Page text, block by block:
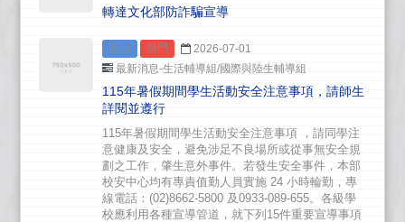
轉達文化部防詐騙宣導
置頂 熱門
2026-07-01
最新消息-生活輔導組/國際與陸生輔導組
115年暑假期間學生活動安全注意事項，請師生
詳閱並遵行
115年暑假期間學生活動安全注意事項 ，請同學注
意健康及安全，避免涉足不良場所或從事無安全規
劃之工作，肇生意外事件。若發生安全事件，本部
校安中心均有專責值勤人員實施 24 小時輪勤，專
線電話：(02)8662-5800 及0933-089-655。各級學
校應利用各種宣導管道，就下列15件重要宣導事項